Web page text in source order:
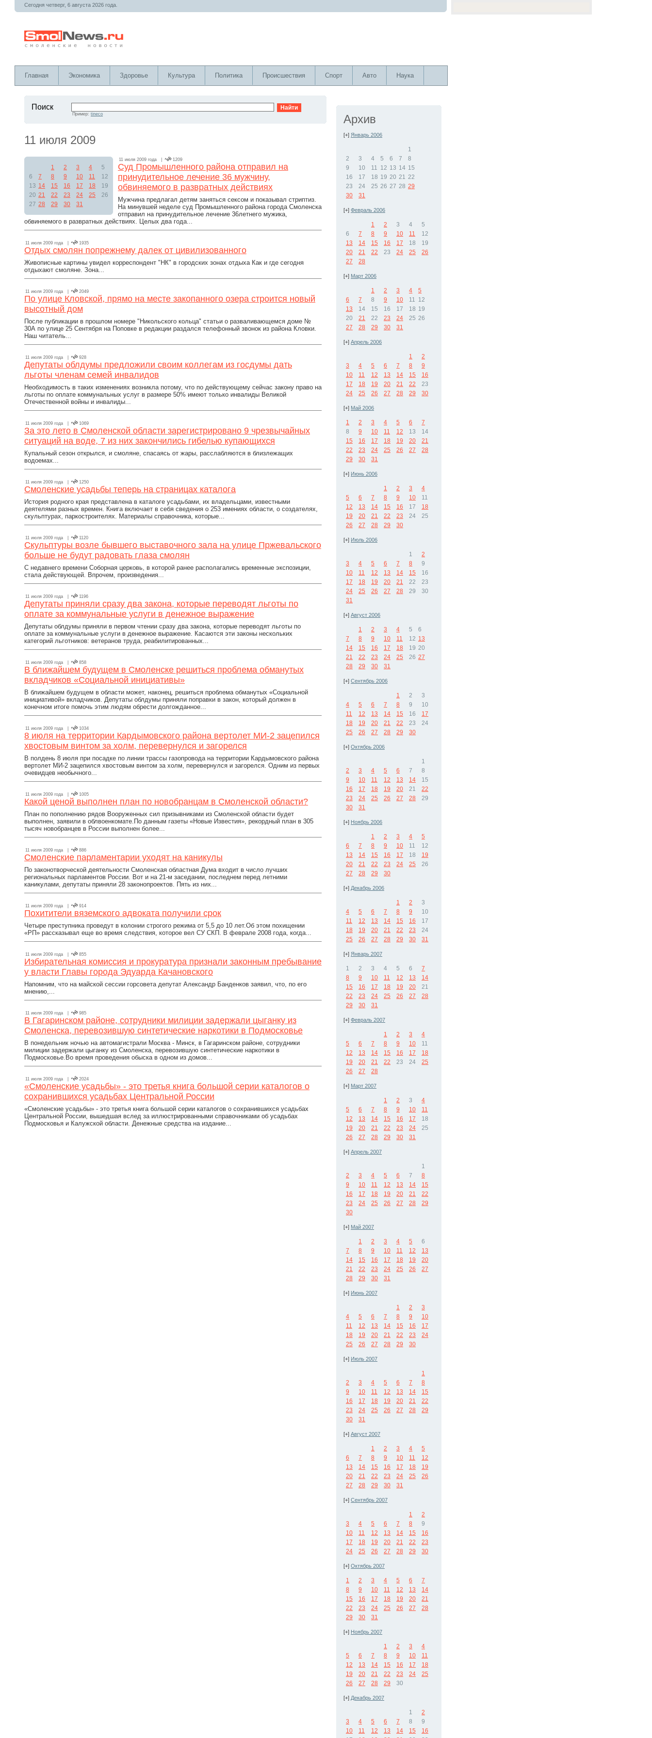
Сегодня четверг, 6 августа 2026 года.
Главная Экономика Здоровье Культура Политика Происшествия Спорт Авто Наука
Поиск
Пример: tineco
11 июля 2009
1 2 3 4
5
6
7 8 9 10 11
12
13 14 15 16 17 18
19
20 21 22 23 24 25
26
27 28 29 30 31
11 июля 2009 года | 1209
Суд Промышленного района отправил на
принудительное лечение 36 мужчину,
обвиняемого в развратных действиях
Мужчина предлагал детям заняться сексом и показывал стриптиз.
На минувшей неделе суд Промышленного района города Смоленска
отправил на принудительное лечение 36летнего мужика,
обвиняемого в развратных действиях. Целых два года...
11 июля 2009 года | 1935
Отдых смолян попрежнему далек от цивилизованного
Живописные картины увидел корреспондент "НК" в городских зонах отдыха Как и где сегодня
отдыхают смоляне. Зона...
11 июля 2009 года | 2049
По улице Кловской, прямо на месте закопанного озера строится новый
высотный дом
После публикации в прошлом номере "Никольского кольца" статьи о разваливающемся доме №
30А по улице 25 Сентября на Поповке в редакции раздался телефонный звонок из района Кловки.
Наш читатель...
11 июля 2009 года | 928
Депутаты облдумы предложили своим коллегам из госдумы дать
льготы членам семей инвалидов
Необходимость в таких изменениях возникла потому, что по действующему сейчас закону право на
льготы по оплате коммунальных услуг в размере 50% имеют только инвалиды Великой
Отечественной войны и инвалиды...
11 июля 2009 года | 1069
За это лето в Смоленской области зарегистрировано 9 чрезвычайных
ситуаций на воде, 7 из них закончились гибелью купающихся
Купальный сезон открылся, и смоляне, спасаясь от жары, расслабляются в близлежащих
водоемах...
11 июля 2009 года | 1250
Смоленские усадьбы теперь на страницах каталога
История родного края представлена в каталоге усадьбами, их владельцами, известными
деятелями разных времен. Книга включает в себя сведения о 253 имениях области, о создателях,
скульптурах, паркостроителях. Материалы справочника, которые...
11 июля 2009 года | 1120
Скульптуры возле бывшего выставочного зала на улице Пржевальского
больше не будут радовать глаза смолян
С недавнего времени Соборная церковь, в которой ранее располагались временные экспозиции,
стала действующей. Впрочем, произведения...
11 июля 2009 года | 1196
Депутаты приняли сразу два закона, которые переводят льготы по
оплате за коммунальные услуги в денежное выражение
Депутаты облдумы приняли в первом чтении сразу два закона, которые переводят льготы по
оплате за коммунальные услуги в денежное выражение. Касаются эти законы нескольких
категорий льготников: ветеранов труда, реабилитированных...
11 июля 2009 года | 858
В ближайшем будущем в Смоленске решиться проблема обманутых
вкладчиков «Социальной инициативы»
В ближайшем будущем в области может, наконец, решиться проблема обманутых «Социальной
инициативой» вкладчиков. Депутаты облдумы приняли поправки в закон, который должен в
конечном итоге помочь этим людям обрести долгожданное...
11 июля 2009 года | 1034
8 июля на территории Кардымовского района вертолет МИ-2 зацепился
хвостовым винтом за холм, перевернулся и загорелся
В полдень 8 июля при посадке по линии трассы газопровода на территории Кардымовского района
вертолет МИ-2 зацепился хвостовым винтом за холм, перевернулся и загорелся. Одним из первых
очевидцев необычного...
11 июля 2009 года | 1005
Какой ценой выполнен план по новобранцам в Смоленской области?
План по пополнению рядов Вооруженных сил призывниками из Смоленской области будет
выполнен, заявили в облвоенкомате.По данным газеты «Новые Известия», рекордный план в 305
тысяч новобранцев в России выполнен более...
11 июля 2009 года | 886
Смоленские парламентарии уходят на каникулы
По законотворческой деятельности Смоленская областная Дума входит в число лучших
региональных парламентов России. Вот и на 21-м заседании, последнем перед летними
каникулами, депутаты приняли 28 законопроектов. Пять из них...
11 июля 2009 года | 914
Похитители вяземского адвоката получили срок
Четыре преступника проведут в колонии строгого режима от 5,5 до 10 лет.Об этом похищении
«РП» рассказывал еще во время следствия, которое вел СУ СКП. В феврале 2008 года, когда...
11 июля 2009 года | 855
Избирательная комиссия и прокуратура признали законным пребывание
у власти Главы города Эдуарда Качановского
Напомним, что на майской сессии горсовета депутат Александр Банденков заявил, что, по его
мнению,...
11 июля 2009 года | 985
В Гагаринском районе, сотрудники милиции задержали цыганку из
Смоленска, перевозившую синтетические наркотики в Подмосковье
В понедельник ночью на автомагистрали Москва - Минск, в Гагаринском районе, сотрудники
милиции задержали цыганку из Смоленска, перевозившую синтетические наркотики в
Подмосковье.Во время проведения обыска в одном из домов...
11 июля 2009 года | 2024
«Смоленские усадьбы» - это третья книга большой серии каталогов о
сохранившихся усадьбах Центральной России
«Смоленские усадьбы» - это третья книга большой серии каталогов о сохранившихся усадьбах
Центральной России, вышедшая вслед за иллюстрированными справочниками об усадьбах
Подмосковья и Калужской области. Денежные средства на издание...
Архив
[+] Январь 2006
1
2
3 4 5 6 7
8
9
10 11 12 13 14 15
16
17 18 19 20 21 22
23
24 25 26 27 28 29
30
31
[+] Февраль 2006
1 2 3 4
5
6
7 8 9 10 11
12
13
14 15 16 17 18
19
20
21 22 23 24 25
26
27
28
[+] Март 2006
1 2 3 4
5
6
7 8 9 10 11 12
13
14 15 16 17 18 19
20
21 22 23 24 25 26
27
28 29 30 31
[+] Апрель 2006
1
2
3
4 5 6 7 8
9
10
11 12 13 14 15
16
17
18 19 20 21 22
23
24
25 26 27 28 29 30
[+] Май 2006
1 2 3 4 5 6
7
8
9 10 11 12 13
14
15
16 17 18 19 20
21
22
23 24 25 26 27
28
29
30 31
[+] Июнь 2006
1 2 3
4
5
6 7 8 9 10
11
12
13 14 15 16 17
18
19
20 21 22 23 24
25
26
27 28 29 30
[+] Июль 2006
1
2
3
4 5 6 7 8
9
10
11 12 13 14 15
16
17
18 19 20 21 22
23
24
25 26 27 28 29
30
31
[+] Август 2006
1 2 3 4 5
6
7
8 9 10 11 12 13
14
15 16 17 18 19 20
21
22 23 24 25 26 27
28
29 30 31
[+] Сентябрь 2006
1 2
3
4
5 6 7 8 9
10
11
12 13 14 15 16
17
18
19 20 21 22 23
24
25
26 27 28 29 30
[+] Октябрь 2006
1
2
3 4 5 6 7
8
9
10 11 12 13 14
15
16
17 18 19 20 21
22
23
24 25 26 27 28
29
30
31
[+] Ноябрь 2006
1 2 3 4
5
6
7 8 9 10 11
12
13
14 15 16 17 18
19
20
21 22 23 24 25
26
27
28 29 30
[+] Декабрь 2006
1 2
3
4
5 6 7 8 9
10
11
12 13 14 15 16
17
18
19 20 21 22 23
24
25
26 27 28 29 30 31
[+] Январь 2007
1 2 3 4 5 6
7
8
9 10 11 12 13
14
15
16 17 18 19 20
21
22
23 24 25 26 27
28
29
30 31
[+] Февраль 2007
1 2 3
4
5
6 7 8 9 10
11
12
13 14 15 16 17
18
19
20 21 22 23 24
25
26
27 28
[+] Март 2007
1 2 3
4
5
6 7 8 9 10
11
12
13 14 15 16 17
18
19
20 21 22 23 24
25
26
27 28 29 30 31
[+] Апрель 2007
1
2
3 4 5 6 7
8
9
10 11 12 13 14
15
16
17 18 19 20 21
22
23
24 25 26 27 28
29
30
[+] Май 2007
1 2 3 4 5
6
7
8 9 10 11 12
13
14
15 16 17 18 19
20
21
22 23 24 25 26
27
28
29 30 31
[+] Июнь 2007
1 2
3
4
5 6 7 8 9
10
11
12 13 14 15 16
17
18
19 20 21 22 23
24
25
26 27 28 29 30
[+] Июль 2007
1
2
3 4 5 6 7
8
9
10 11 12 13 14
15
16
17 18 19 20 21
22
23
24 25 26 27 28
29
30
31
[+] Август 2007
1 2 3 4
5
6
7 8 9 10 11
12
13
14 15 16 17 18
19
20
21 22 23 24 25
26
27
28 29 30 31
[+] Сентябрь 2007
1
2
3
4 5 6 7 8
9
10
11 12 13 14 15
16
17
18 19 20 21 22
23
24
25 26 27 28 29 30
[+] Октябрь 2007
1 2 3 4 5 6
7
8
9 10 11 12 13
14
15
16 17 18 19 20
21
22
23 24 25 26 27
28
29
30 31
[+] Ноябрь 2007
1 2 3
4
5
6 7 8 9 10
11
12
13 14 15 16 17
18
19
20 21 22 23 24
25
26
27 28 29 30
[+] Декабрь 2007
1
2
3
4 5 6 7 8
9
10
11 12 13 14 15
16